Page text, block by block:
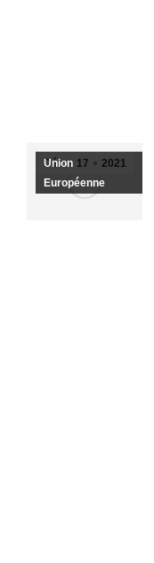
Déc 17 2021
Union
Européenne